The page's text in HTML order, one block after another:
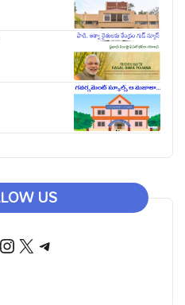
US
Instagram
X Telegram